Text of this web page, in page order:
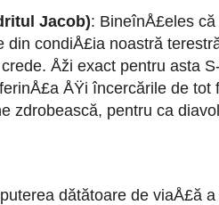
Jacob): BineînÅ£eles
din condiÅ£ia noastră
Åži exact pentru asta
ÅŸi încercările de tot
zdrobească, pentru ca
dătătoare de viaÅ£ă